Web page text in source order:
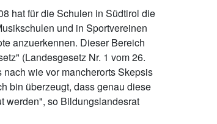
hat für die Schulen in Südtirol die
und in Sportvereinen
anzuerkennen. Dieser Bereich
(Landesgesetz Nr. 1 vom 26.
wie vor mancherorts Skepsis
bin überzeugt, dass genau diese
werden", so Bildungslandesrat